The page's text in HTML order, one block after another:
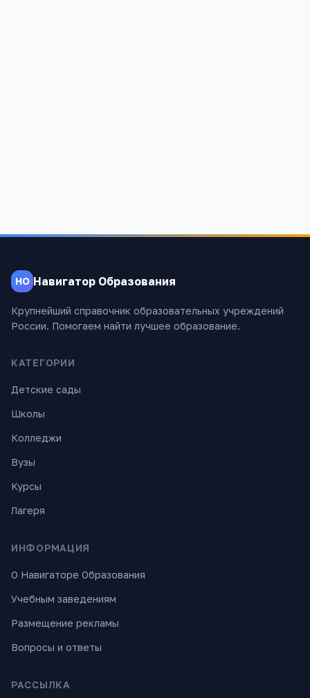
НО Навигатор Образования
Крупнейший справочник образовательных учреждений
России. Помогаем найти лучшее образование.
КАТЕГОРИИ
Детские сады
Школы
Колледжи
Вузы
Курсы
Лагеря
ИНФОРМАЦИЯ
О Навигаторе Образования
Учебным заведениям
Размещение рекламы
Вопросы и ответы
РАССЫЛКА